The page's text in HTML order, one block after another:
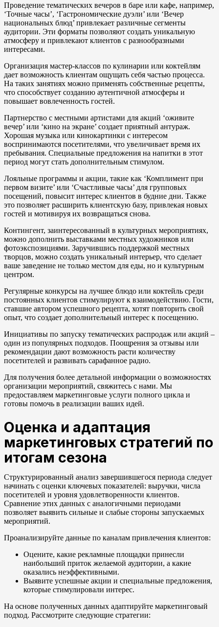
Проведение тематических вечеров в баре или кафе, например,
‘Точные часы’, ‘Гастрономические дуэли’ или ‘Вечер
национальных блюд’ привлекает различные сегменты
аудитории. Эти форматы позволяют создать уникальную
атмосферу и привлекают клиентов с разнообразными
интересами.
Организация мастер-классов по кулинарии или коктейлям
дает возможность клиентам ощущать себя частью процесса.
На таких занятиях можно применять собственные рецепты,
что способствует созданию аутентичной атмосферы и
повышает вовлеченность гостей.
Партнерство с местными артистами для акций ‘оживите
вечер’ или ‘кино на экране’ создает приятный антураж.
Хорошая музыка или кинокартинки с интересом
воспринимаются посетителями, что увеличивает время их
пребывания. Специальные предложения на напитки в этот
период могут стать дополнительным стимулом.
Лояльные программы и акции, такие как ‘Комплимент при
первом визите’ или ‘Счастливые часы’ для групповых
посещений, повысит интерес клиентов в будние дни. Также
это позволяет расширить клиентскую базу, привлекая новых
гостей и мотивируя их возвращаться снова.
Контингент, заинтересованный в культурных мероприятиях,
можно дополнить выставками местных художников или
фотоэкспозициями. Заручившись поддержкой местных
творцов, можно создать уникальный интерьер, что сделает
ваше заведение не только местом для еды, но и культурным
центром.
Регулярные конкурсы на лучшее блюдо или коктейль среди
постоянных клиентов стимулируют к взаимодействию. Гости,
ставшие автором успешного рецепта, хотят повторить свой
опыт, что создает дополнительный интерес к посещению.
Инициативы по запуску тематических распродаж или акций –
один из популярных подходов. Поощрения за отзывы или
рекомендации дают возможность расти количеству
посетителей и развивать сарафанное радио.
Для получения более детальной информации о возможностях
организации мероприятий, свяжитесь с нами. Мы
предоставляем маркетинговые услуги полного цикла и
готовы помочь в реализации ваших идей.
Оценка и адаптация
маркетинговых стратегий по
итогам сезона
Структурированный анализ завершившегося периода следует
начинать с оценки ключевых показателей: выручки, числа
посетителей и уровня удовлетворенности клиентов.
Сравнение этих данных с аналогичными периодами
позволяет выявить сильные и слабые стороны запускаемых
мероприятий.
Проанализируйте данные по каналам привлечения клиентов:
Оцените, какие рекламные площадки принесли
наибольший приток желаемой аудитории, а какие
оказались неэффективными.
Выявите успешные акции и специальные предложения,
которые стимулировали интерес.
На основе полученных данных адаптируйте маркетинговый
подход. Рассмотрите следующие стратегии: